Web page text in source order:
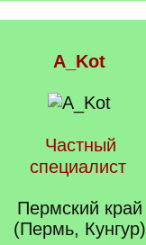
A_Kot
Частный
специалист
Пермский край
(Пермь, Кунгур)